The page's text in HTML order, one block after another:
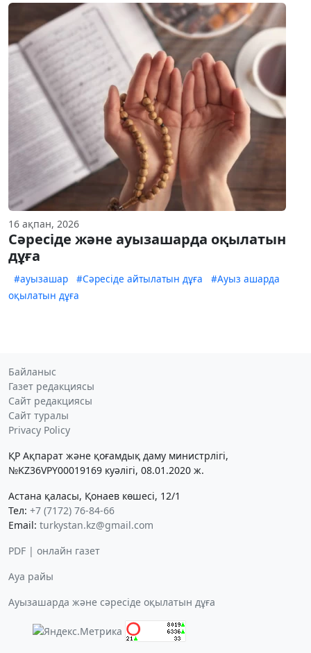
16 ақпан, 2026
Сәресіде және ауызашарда оқылатын
дұға
#ауызашар #Сәресіде айтылатын дұға
#Ауыз ашарда
оқылатын дұға
Байланыс
Газет редакциясы
Сайт редакциясы
Сайт туралы
Privacy Policy
ҚР Ақпарат және қоғамдық даму министрлігі,
№KZ36VPY00019169 куәлігі, 08.01.2020 ж.
Астана қаласы, Қонаев көшесі, 12/1
Тел: +7 (7172) 76-84-66
Email: turkystan.kz@gmail.com
PDF | онлайн газет
Ауа райы
Ауызашарда және сәресіде оқылатын дұға